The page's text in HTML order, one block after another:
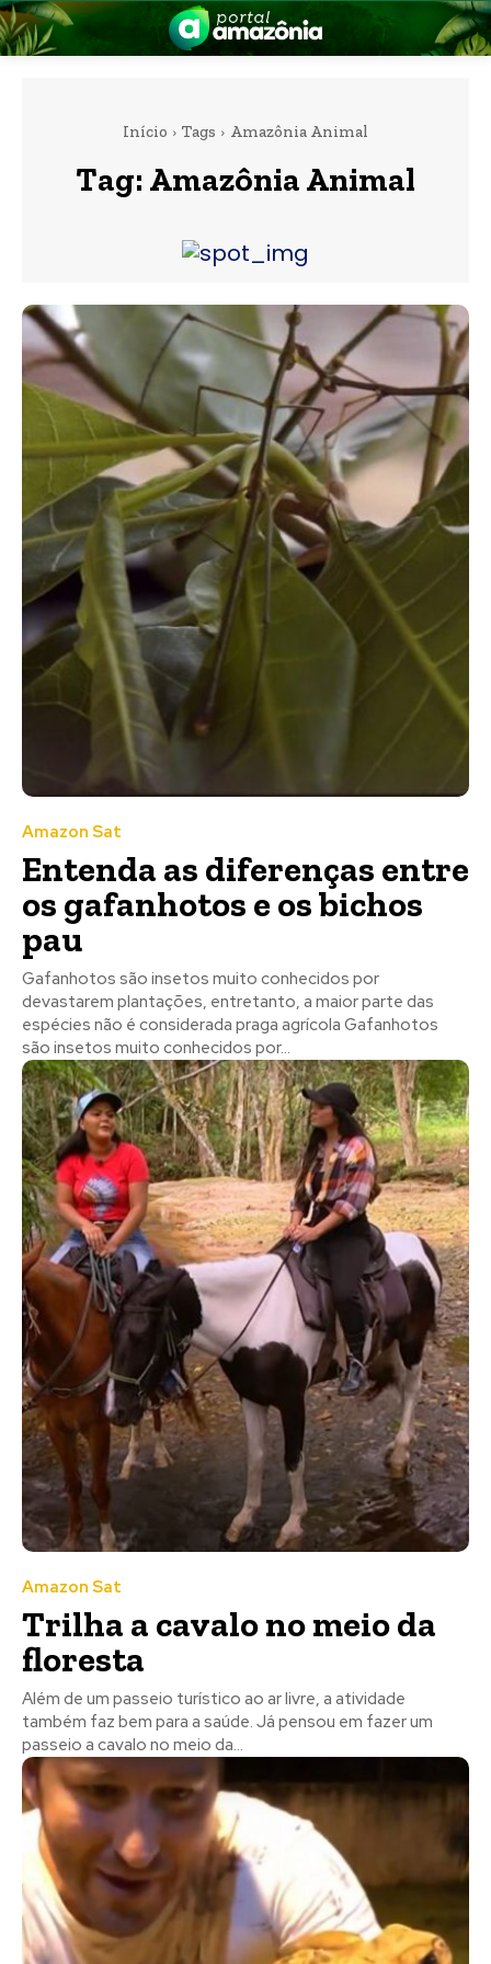
Amazônia
Início Tags Amazônia Animal
Tag: Amazônia Animal
Amazon Sat
Entenda as diferenças entre
os gafanhotos e os bichos
pau
Gafanhotos são insetos muito conhecidos por
devastarem plantações, entretanto, a maior parte das
espécies não é considerada praga agrícola Gafanhotos
são insetos muito conhecidos por...
Amazon Sat
Trilha a cavalo no meio da
floresta
Além de um passeio turístico ao ar livre, a atividade
também faz bem para a saúde. Já pensou em fazer um
passeio a cavalo no meio da...